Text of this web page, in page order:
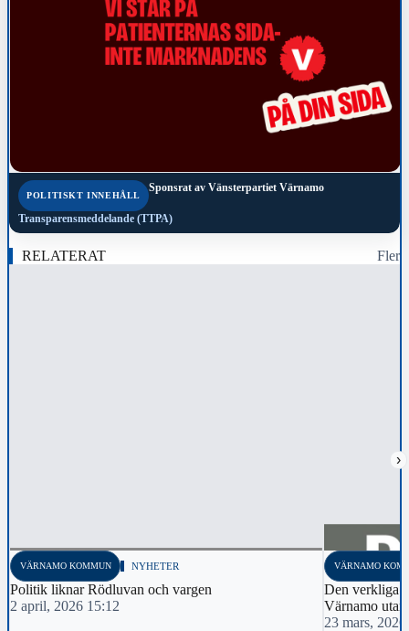
POLITISKT INNEHÅLL
Sponsrat av Vänsterpartiet Värnamo
Transparensmeddelande (TTPA)
RELATERAT Fler
›
VÄRNAMO KOMMUN NYHETER
Politik liknar Rödluvan och vargen
2 april, 2026 15:12
VÄRNAMO
Den verkliga
Värnamo
23 mars,